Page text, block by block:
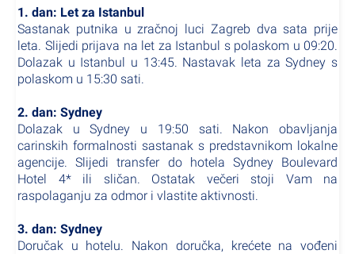
1. dan: Let za Istanbul
Sastanak putnika u zračnoj luci Zagreb dva sata prije
leta. Slijedi prijava na let za Istanbul s polaskom u 09:20.
Dolazak u Istanbul u 13:45. Nastavak leta za Sydney s
polaskom u 15:30 sati.
2. dan: Sydney
Dolazak u Sydney u 19:50 sati. Nakon obavljanja
carinskih formalnosti sastanak s predstavnikom lokalne
agencije. Slijedi transfer do hotela Sydney Boulevard
Hotel 4* ili sličan. Ostatak večeri stoji Vam na
raspolaganju za odmor i vlastite aktivnosti.
3. dan: Sydney
Doručak u hotelu. Nakon doručka, krećete na vođeni